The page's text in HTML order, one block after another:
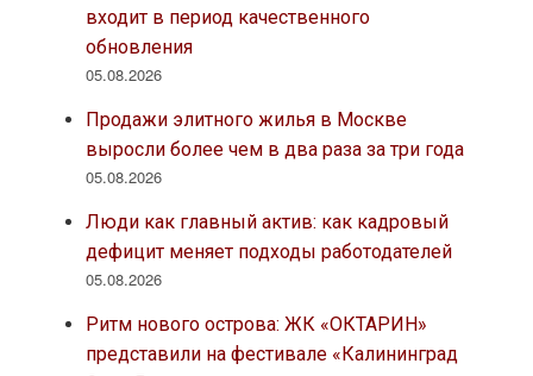
входит в период качественного
обновления
05.08.2026
Продажи элитного жилья в Москве
выросли более чем в два раза за три года
05.08.2026
Люди как главный актив: как кадровый
дефицит меняет подходы работодателей
05.08.2026
Ритм нового острова: ЖК «ОКТАРИН»
представили на фестивале «Калининград